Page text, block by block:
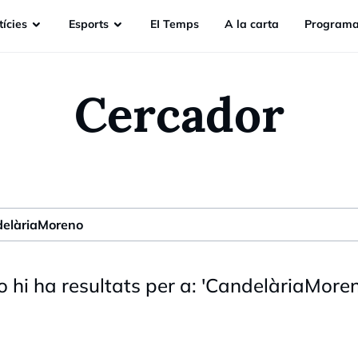
Esports EI Temps A la carta
Cercador
hi ha resultats per a: '